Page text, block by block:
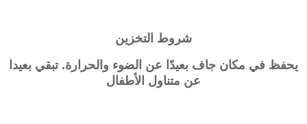
شروط التخزين
يحفظ في مكان جاف بعيدًا عن الضوء والحرارة. تبقي بعيدا
عن متناول الأطفال